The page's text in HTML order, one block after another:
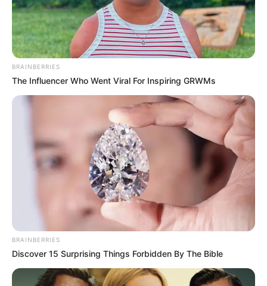
BRAINBERRIES
The Influencer Who Went Viral For Inspiring GRWMs
BRAINBERRIES
Discover 15 Surprising Things Forbidden By The Bible